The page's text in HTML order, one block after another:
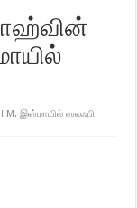
இஸ்மாயில் ஸலஃபி